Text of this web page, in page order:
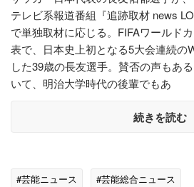
テレビ系報道番組『追跡取材 news
で単独取材に応じる。FIFAワールド
表で、日本史上初となる5大会連続の
した39歳の長友選手。賛否の声もあ
いて、明治大学時代の後輩でもあ
続きを読む
#芸能ニュース #芸能総合ニュース